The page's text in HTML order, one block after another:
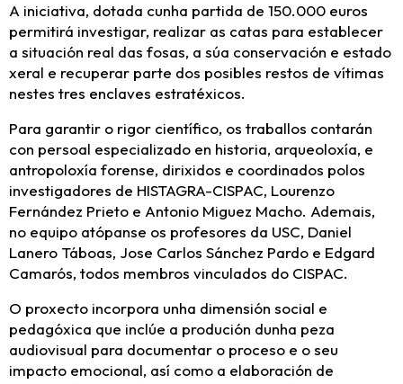
A iniciativa, dotada cunha partida de 150.000 euros
permitirá investigar, realizar as catas para establecer
a situación real das fosas, a súa conservación e estado
xeral e recuperar parte dos posibles restos de vítimas
nestes tres enclaves estratéxicos.
Para garantir o rigor científico, os traballos contarán
con persoal especializado en historia, arqueoloxía, e
antropoloxía forense, dirixidos e coordinados polos
investigadores de HISTAGRA-CISPAC, Lourenzo
Fernández Prieto e Antonio Miguez Macho. Ademais,
no equipo atópanse os profesores da USC, Daniel
Lanero Táboas, Jose Carlos Sánchez Pardo e Edgard
Camarós, todos membros vinculados do CISPAC.
O proxecto incorpora unha dimensión social e
pedagóxica que inclúe a produción dunha peza
audiovisual para documentar o proceso e o seu
impacto emocional, así como a elaboración de